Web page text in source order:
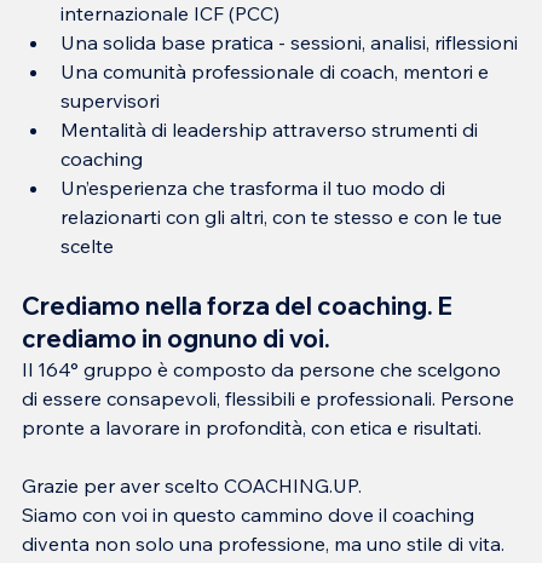
internazionale ICF (PCC)
Una solida base pratica - sessioni, analisi, riflessioni
Una comunità professionale di coach, mentori e
supervisori
Mentalità di leadership attraverso strumenti di
coaching
Un’esperienza che trasforma il tuo modo di
relazionarti con gli altri, con te stesso e con le tue
scelte
Crediamo nella forza del coaching. E
crediamo in ognuno di voi.
Il 164° gruppo è composto da persone che scelgono
di essere consapevoli, flessibili e professionali. Persone
pronte a lavorare in profondità, con etica e risultati.
Grazie per aver scelto COACHING.UP.
Siamo con voi in questo cammino dove il coaching
diventa non solo una professione, ma uno stile di vita.